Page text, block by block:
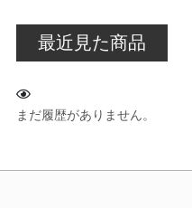
最近見た商品
まだ履歴がありません。